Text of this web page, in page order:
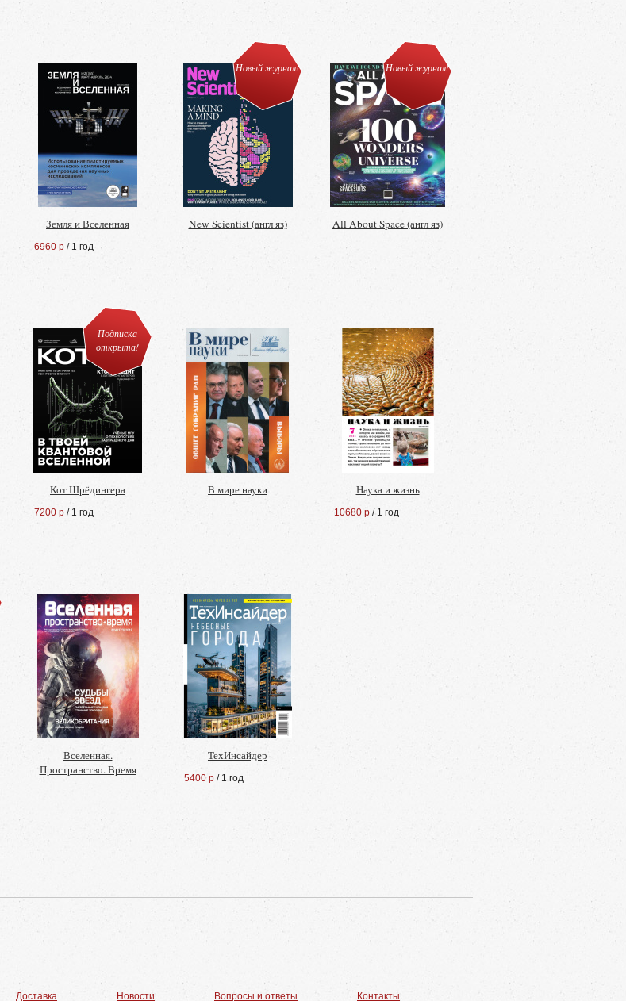
Земля и Вселенная
6960 р / 1 год
Новый журнал!
New Scientist (англ яз)
Новый журнал!
All About Space (англ яз)
Подписка
открыта!
Кот Шрёдингера
7200 р / 1 год
В мире науки Наука и жизнь
10680 р / 1 год
Вселенная.
Пространство. Время
ТехИнсайдер
5400 р / 1 год
Доставка Новости Вопросы и ответы Контакты